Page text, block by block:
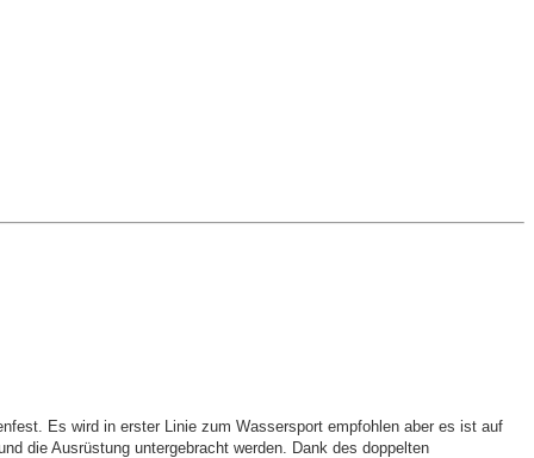
Es wird in erster Linie zum Wassersport empfohlen aber es ist auf
die Ausrüstung untergebracht werden. Dank des doppelten